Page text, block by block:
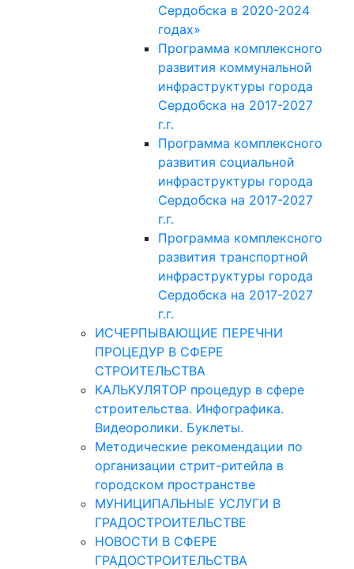
Сердобска в 2020-2024
годах»
Программа комплексного
развития коммунальной
инфраструктуры города
Сердобска на 2017-2027
г.г.
Программа комплексного
развития социальной
инфраструктуры города
Сердобска на 2017-2027
г.г.
Программа комплексного
развития транспортной
инфраструктуры города
Сердобска на 2017-2027
г.г.
ИСЧЕРПЫВАЮЩИЕ ПЕРЕЧНИ
ПРОЦЕДУР В СФЕРЕ
СТРОИТЕЛЬСТВА
КАЛЬКУЛЯТОР процедур в сфере
строительства. Инфографика.
Видеоролики. Буклеты.
Методические рекомендации по
организации стрит-ритейла в
городском пространстве
МУНИЦИПАЛЬНЫЕ УСЛУГИ В
ГРАДОСТРОИТЕЛЬСТВЕ
НОВОСТИ В СФЕРЕ
ГРАДОСТРОИТЕЛЬСТВА